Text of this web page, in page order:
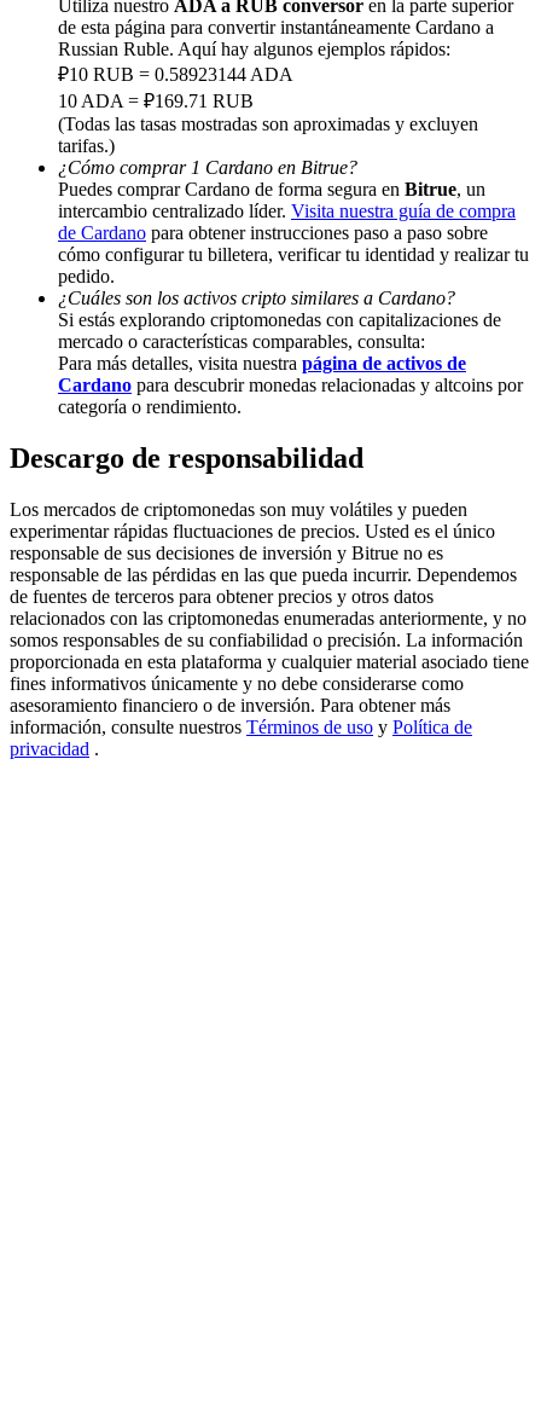
Share 500000 CASHCAT prize pool
Exclusive for BitMart Users
Register & Trade to Win 500,000 USDT
Precious Metals Trading Carnival
Trade Gold & Silver · 33,333 USDT Bonus
USDT Flexible Staking | Daily Rewards
New Listing Futures Fest
Trade New Futures, Win 200,000 USDT
Crypto World Cup 2026: Grand Finale
77,777+3k Rewards
Utiliza nuestro ADA a RUB conversor en la parte superior
de esta página para convertir instantáneamente Cardano a
Russian Ruble. Aquí hay algunos ejemplos rápidos:
₽10 RUB = 0.58923144 ADA
10 ADA = ₽169.71 RUB
(Todas las tasas mostradas son aproximadas y excluyen
tarifas.)
¿Cómo comprar 1 Cardano en Bitrue?
Puedes comprar Cardano de forma segura en Bitrue, un
intercambio centralizado líder. Visita nuestra guía de compra
de Cardano para obtener instrucciones paso a paso sobre
cómo configurar tu billetera, verificar tu identidad y realizar tu
pedido.
¿Cuáles son los activos cripto similares a Cardano?
Si estás explorando criptomonedas con capitalizaciones de
mercado o características comparables, consulta:
Para más detalles, visita nuestra página de activos de
Cardano para descubrir monedas relacionadas y altcoins por
categoría o rendimiento.
Descargo de responsabilidad
Los mercados de criptomonedas son muy volátiles y pueden
experimentar rápidas fluctuaciones de precios. Usted es el único
responsable de sus decisiones de inversión y Bitrue no es
responsable de las pérdidas en las que pueda incurrir. Dependemos
de fuentes de terceros para obtener precios y otros datos
relacionados con las criptomonedas enumeradas anteriormente, y no
somos responsables de su confiabilidad o precisión. La información
proporcionada en esta plataforma y cualquier material asociado tiene
fines informativos únicamente y no debe considerarse como
asesoramiento financiero o de inversión. Para obtener más
información, consulte nuestros Términos de uso y Política de
privacidad .